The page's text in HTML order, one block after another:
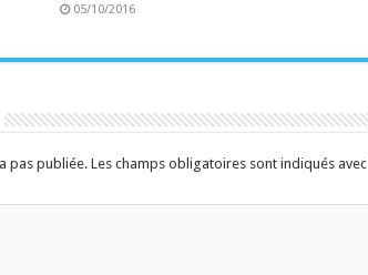
05/10/2016
pas publiée. Les champs obligatoires sont indiqués avec